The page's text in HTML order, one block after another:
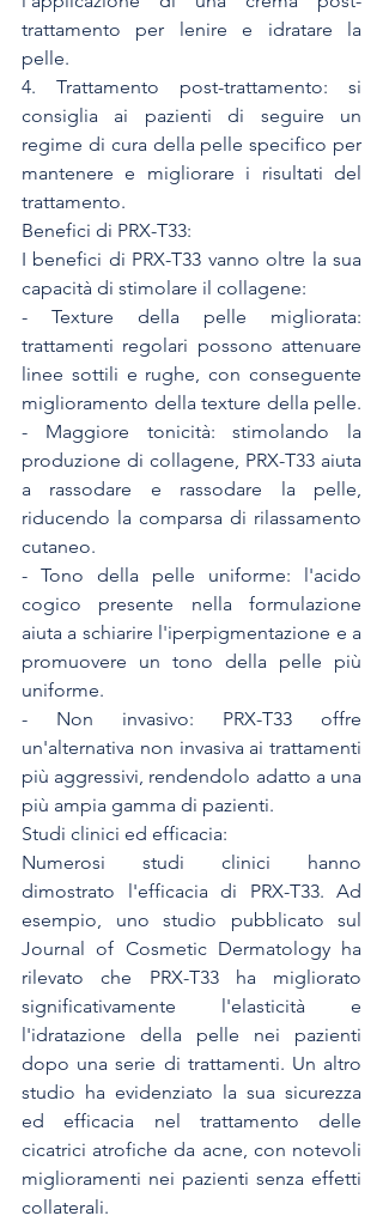
trattamento per lenire e idratare la
pelle.
4. Trattamento post-trattamento: si
consiglia ai pazienti di seguire un
regime di cura della pelle specifico per
mantenere e migliorare i risultati del
trattamento.
Benefici di PRX-T33:
I benefici di PRX-T33 vanno oltre la sua
capacità di stimolare il collagene:
- Texture della pelle migliorata:
trattamenti regolari possono attenuare
linee sottili e rughe, con conseguente
miglioramento della texture della pelle.
- Maggiore tonicità: stimolando la
produzione di collagene, PRX-T33 aiuta
a rassodare e rassodare la pelle,
riducendo la comparsa di rilassamento
cutaneo.
- Tono della pelle uniforme: l'acido
cogico presente nella formulazione
aiuta a schiarire l'iperpigmentazione e a
promuovere un tono della pelle più
uniforme.
- Non invasivo: PRX-T33 offre
un'alternativa non invasiva ai trattamenti
più aggressivi, rendendolo adatto a una
più ampia gamma di pazienti.
Studi clinici ed efficacia:
Numerosi studi clinici hanno
dimostrato l'efficacia di PRX-T33. Ad
esempio, uno studio pubblicato sul
Journal of Cosmetic Dermatology ha
rilevato che PRX-T33 ha migliorato
significativamente l'elasticità e
l'idratazione della pelle nei pazienti
dopo una serie di trattamenti. Un altro
studio ha evidenziato la sua sicurezza
ed efficacia nel trattamento delle
cicatrici atrofiche da acne, con notevoli
miglioramenti nei pazienti senza effetti
collaterali.